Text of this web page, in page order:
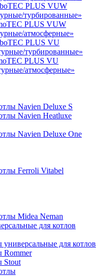
PLUS VUW
турбированные»
PLUS VUW
атмосферные»
PLUS VU
турбированные»
PLUS VU
атмосферные»
Navien Deluxe S
Navien Heatluxe
Navien Deluxe One
Ferroli Vitabel
Midea Neman
для котлов
для котлов
Rommer
Stout